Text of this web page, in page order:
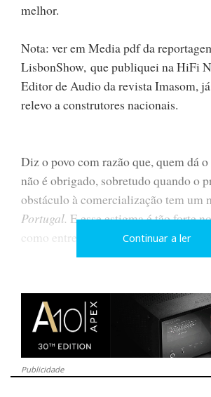
melhor.
Nota: ver em Media pdf da
LisbonShow, que publiquei na HiFi
Editor de Audio da revista Imasom,
relevo a construtores nacionais.
Diz o povo com razão que, quem dá
não é obrigado, sobretudo quando o
obstáculo à comercialização tem um
Portugal. E esse estigma é tão forte
como entre nós. Grande parte do
equipamento áudio está na imagem
logotipo, que chega a ter “som
Continuar a ler
Publicidade